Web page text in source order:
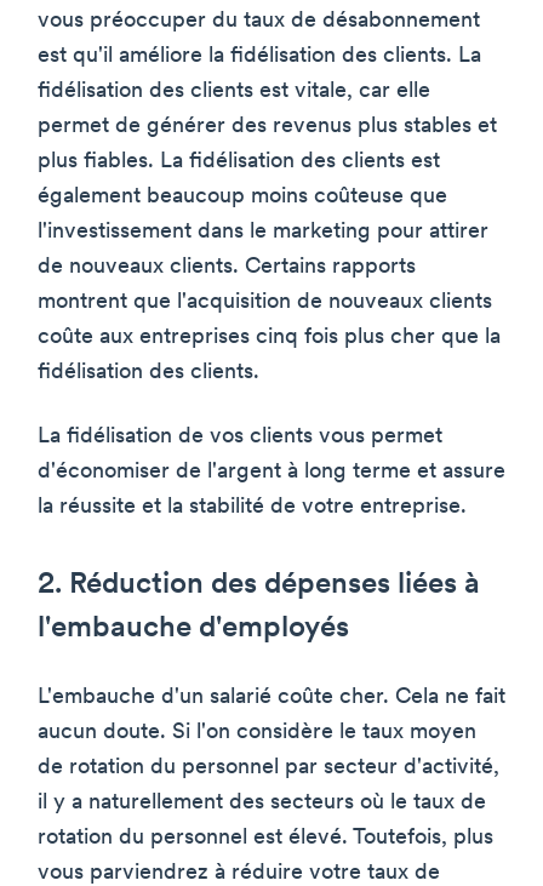
vous préoccuper du taux de désabonnement
est qu'il améliore la fidélisation des clients. La
fidélisation des clients est vitale, car elle
permet de générer des revenus plus stables et
plus fiables. La fidélisation des clients est
également beaucoup moins coûteuse que
l'investissement dans le marketing pour attirer
de nouveaux clients. Certains rapports
montrent que l'acquisition de nouveaux clients
coûte aux entreprises cinq fois plus cher que la
fidélisation des clients.
La fidélisation de vos clients vous permet
d'économiser de l'argent à long terme et assure
la réussite et la stabilité de votre entreprise.
2. Réduction des dépenses liées à
l'embauche d'employés
L'embauche d'un salarié coûte cher. Cela ne fait
aucun doute. Si l'on considère le taux moyen
de rotation du personnel par secteur d'activité,
il y a naturellement des secteurs où le taux de
rotation du personnel est élevé. Toutefois, plus
vous parviendrez à réduire votre taux de